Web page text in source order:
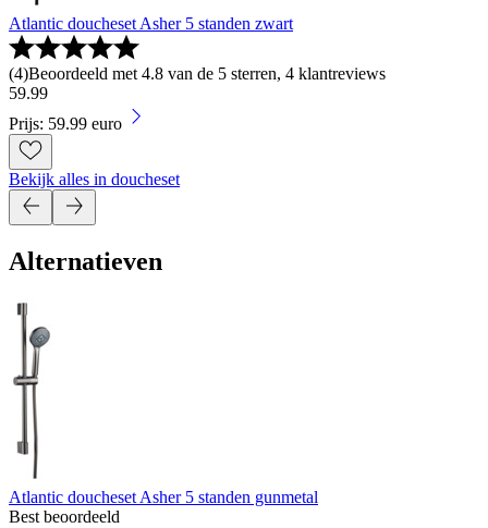
Atlantic doucheset Asher 5 standen zwart
(4)Beoordeeld met 4.8 van de 5 sterren, 4 klantreviews
59.99
Prijs: 59.99 euro
Bekijk alles in doucheset
Alternatieven
Atlantic doucheset Asher 5 standen gunmetal
Best beoordeeld